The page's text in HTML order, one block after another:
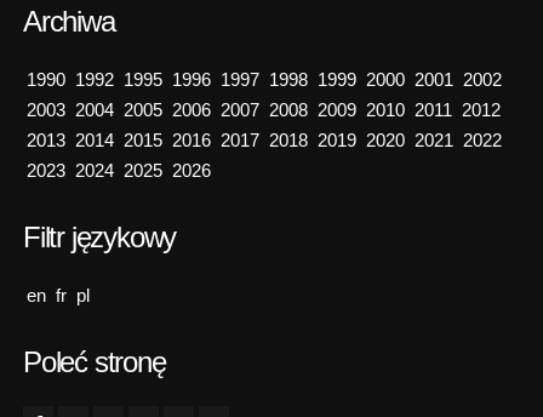
Archiwa
1990 1992 1995 1996 1997 1998 1999 2000 2001 2002
2003 2004 2005 2006 2007 2008 2009 2010 2011 2012
2013 2014 2015 2016 2017 2018 2019 2020 2021 2022
2023 2024 2025 2026
Filtr językowy
en fr pl
Poleć stronę